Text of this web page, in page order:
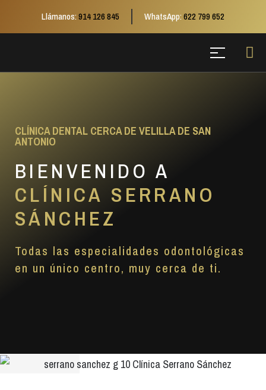
Llámanos:914 126 845 WhatsApp:622 799 652
CLÍNICA DENTAL CERCA DE VELILLA DE SAN
ANTONIO
BIENVENIDO A
CLÍNICA SERRANO
SÁNCHEZ
Todas las especialidades odontológicas
en un único centro, muy cerca de ti.